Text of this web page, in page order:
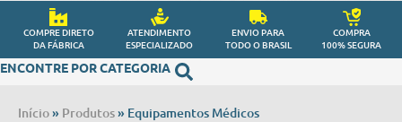
COMPRE DIRETO
DA FÁBRICA
ATENDIMENTO
ESPECIALIZADO
ENVIO PARA
TODO O BRASIL
COMPRA
100% SEGURA
ENCONTRE POR CATEGORIA
Início» Produtos» Equipamentos Médicos